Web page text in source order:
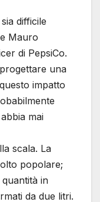
difficile
Mauro
di PepsiCo.
una
impatto
mai
scala. La
popolare;
quantità in
da due litri.